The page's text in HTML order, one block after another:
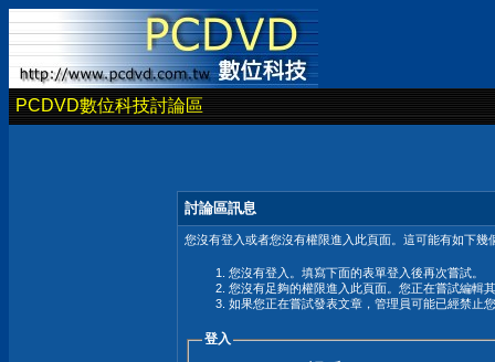
PCDVD數位科技討論區
討論區訊息
您沒有登入或者您沒有權限進入此頁面。這可能有如下幾
您沒有登入。填寫下面的表單登入後再次嘗試。
您沒有足夠的權限進入此頁面。您正在嘗試編輯
如果您正在嘗試發表文章，管理員可能已經禁止
登入